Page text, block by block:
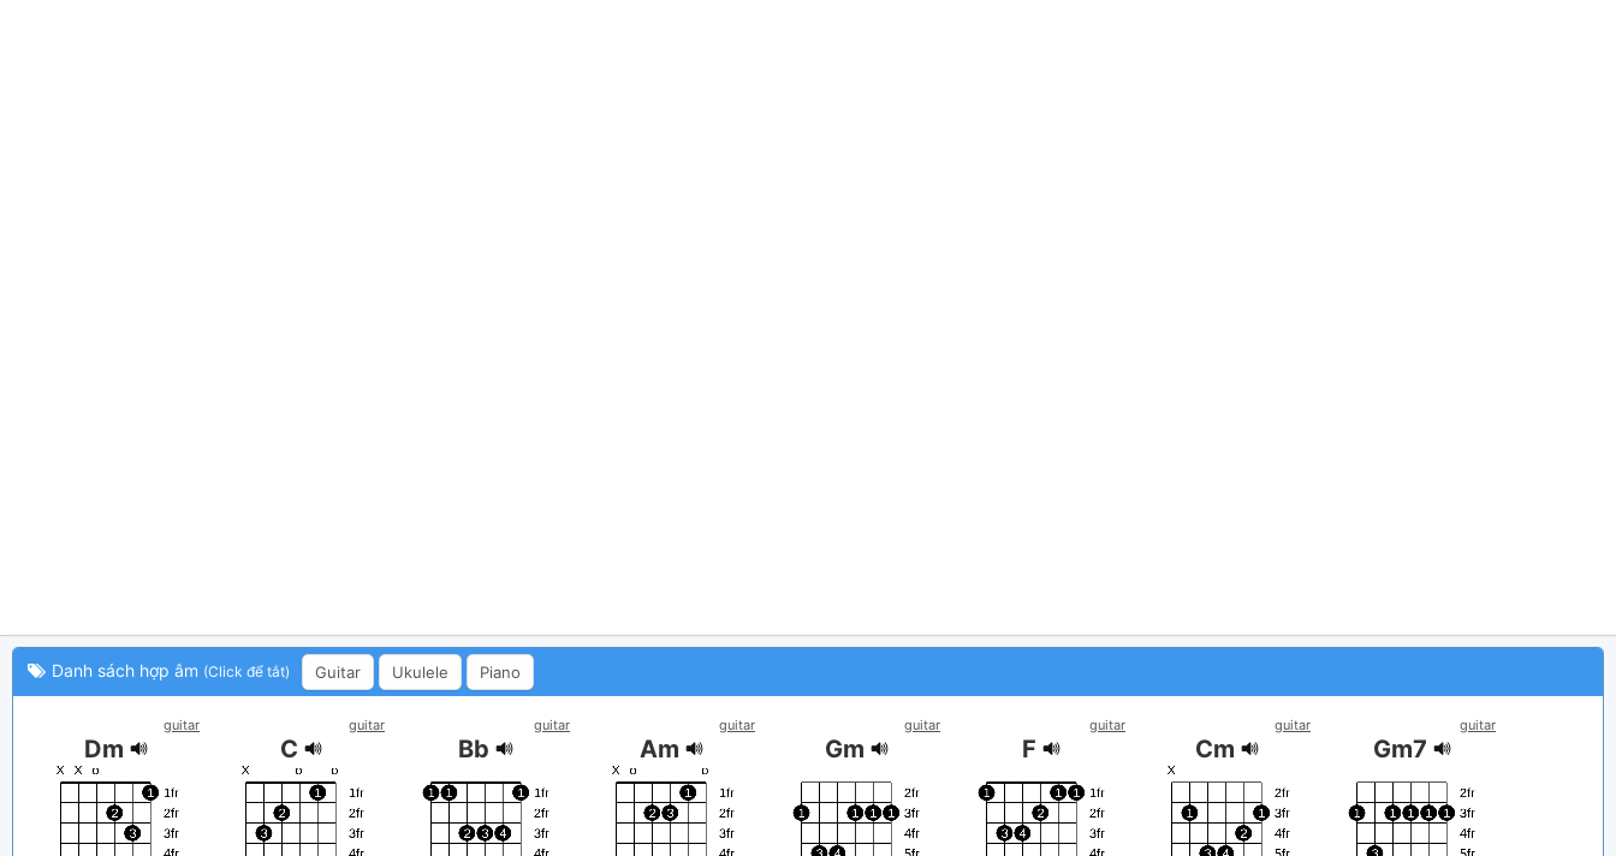
Danh sách hợp âm (Click để tắt) Guitar Ukulele Piano
guitar
Dm
guitar
C
guitar
Bb
guitar
Am
guitar
Gm
guitar
F
guitar
Cm
guitar
Gm7